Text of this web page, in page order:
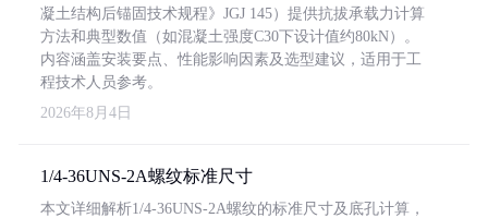
凝土结构后锚固技术规程》JGJ 145）提供抗拔承载力计算
方法和典型数值（如混凝土强度C30下设计值约80kN）。
内容涵盖安装要点、性能影响因素及选型建议，适用于工
程技术人员参考。
2026年8月4日
1/4-36UNS-2A螺纹标准尺寸
本文详细解析1/4-36UNS-2A螺纹的标准尺寸及底孔计算，